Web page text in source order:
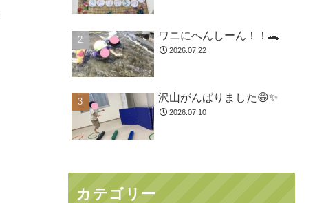
ワニにへんしーん！！🐊
2026.07.22
沢山がんばりました😁✨
2026.07.10
カテゴリー